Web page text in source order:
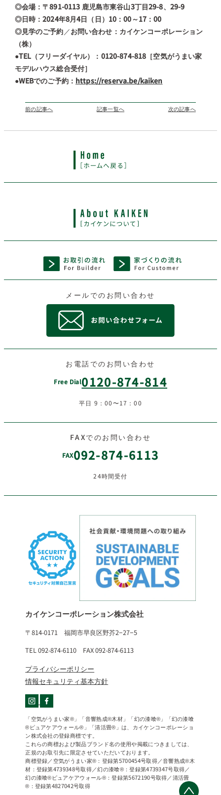
◎会場：〒891-0113 鹿児島市東谷山3丁目29-8、29-9
◎日時：2024年8月4日（日）10：00～17：00
◎見学のご予約／お問い合わせ：カイケンコーポレーション
（株）
●TEL（フリーダイヤル）：0120-874-818［空気がうまい家
モデルハウス総合受付］
●WEBでのご予約： https://reserva.be/kaiken
前の記事へ 記事一覧へ 次の記事へ
メールでのお問い合わせ
お電話でのお問い合わせ
Free Dial0120-874-814
平日 9：00〜17：00
FAXでのお問い合わせ
FAX092-874-6113
24時間受付
カイケンコーポレーション株式会社
〒814-0171 福岡市早良区野芥2−27−5
TEL 092-874-6110 FAX 092-874-6113
プライバシーポリシー
情報セキュリティ基本方針
「空気がうまい家®」「音響熟成®木材」「幻の漆喰®」「幻の漆喰
®ピュアケアウォール®」「清活畳®」は、カイケンコーポレーショ
ン株式会社の登録商標です。
これらの商標および製品ブランド名の使用や掲載につきましては、
正規のお取引先に限定させていただいております。
商標登録／空気がうまい家®：登録第5700454号取得／音響熟成®木
材：登録第4739348号取得／幻の漆喰®：登録第4739347号取得／
幻の漆喰®ピュアケアウォール®：登録第5672190号取得／清活畳
®：登録第4827042号取得